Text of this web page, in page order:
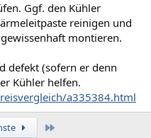
Ggf. den Kühler
reinigen und
montieren.
defekt (sofern er denn
Kühler helfen.
a335384.html